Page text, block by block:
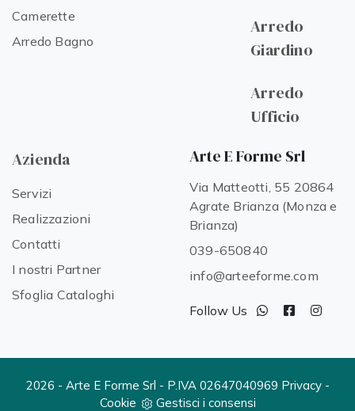
Camerette
Arredo Bagno
Arredo
Giardino
Arredo
Ufficio
Azienda
Servizi
Realizzazioni
Contatti
I nostri Partner
Sfoglia Cataloghi
Arte E Forme Srl
Via Matteotti, 55 20864
Agrate Brianza (Monza e
Brianza)
039-650840
info@arteeforme.com
Follow Us
2026 - Arte E Forme Srl - P.IVA 02647040969 Privacy-
Cookie
Gestisci i consensi